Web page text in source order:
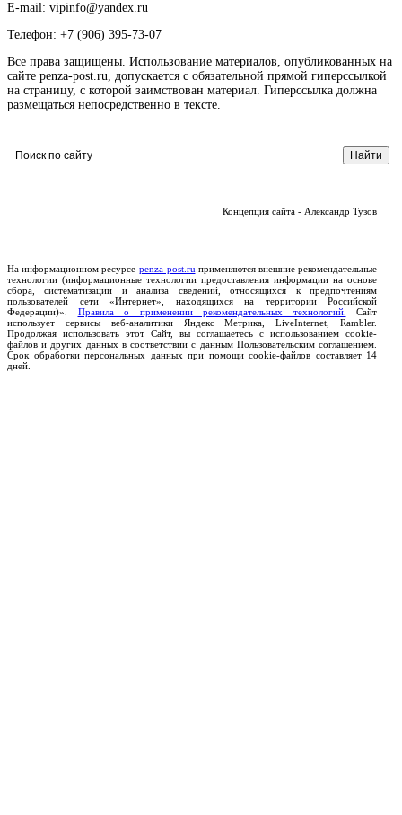
E-mail: vipinfo@yandex.ru
Телефон: +7 (906) 395-73-07
Все права защищены. Использование материалов, опубликованных на
сайте penza-post.ru, допускается с обязательной прямой гиперссылкой
на страницу, с которой заимствован материал. Гиперссылка должна
размещаться непосредственно в тексте.
Концепция сайта - Александр Тузов
На информационном ресурсе penza-post.ru применяются внешние рекомендательные
технологии (информационные технологии предоставления информации на основе
сбора, систематизации и анализа сведений, относящихся к предпочтениям
пользователей сети «Интернет», находящихся на территории Российской
Федерации)». Правила о применении рекомендательных технологий.
Сайт
использует сервисы веб-аналитики Яндекс Метрика, LiveInternet, Rambler.
Продолжая использовать этот Сайт, вы соглашаетесь с использованием cookie-
файлов и других данных в соответствии с данным Пользовательским соглашением.
Срок обработки персональных данных при помощи cookie-файлов составляет 14
дней.